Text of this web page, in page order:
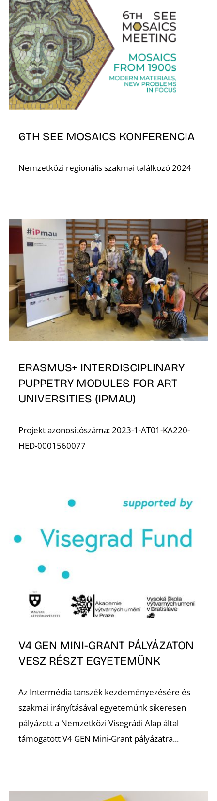
6TH SEE MOSAICS KONFERENCIA
Nemzetközi regionális szakmai találkozó 2024
ERASMUS+ INTERDISCIPLINARY
PUPPETRY MODULES FOR ART
UNIVERSITIES (IPMAU)
Projekt azonosítószáma: 2023-1-AT01-KA220-
HED-0001560077
V4 GEN MINI-GRANT PÁLYÁZATON
VESZ RÉSZT EGYETEMÜNK
Az Intermédia tanszék kezdeményezésére és
szakmai irányításával egyetemünk sikeresen
pályázott a Nemzetközi Visegrádi Alap által
támogatott V4 GEN Mini-Grant pályázatra...